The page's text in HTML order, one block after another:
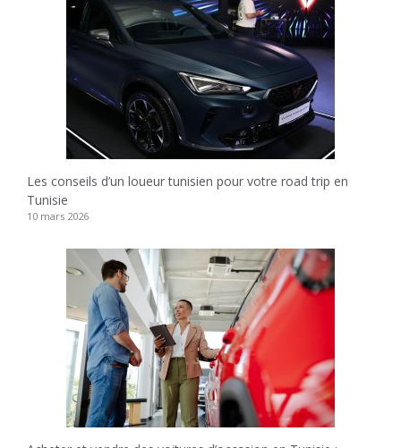
Les conseils d’un loueur tunisien pour votre road trip en
Tunisie
10 mars 2026